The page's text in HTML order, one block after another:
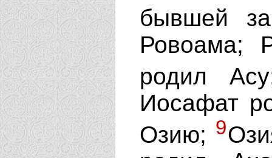
бывшей
Ровоама;
родил
Иосафат
Озию; 9